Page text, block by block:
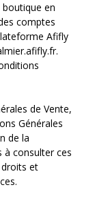
boutique en
comptes
Afifly
de Vente,
Générales
de la
consulter ces
et